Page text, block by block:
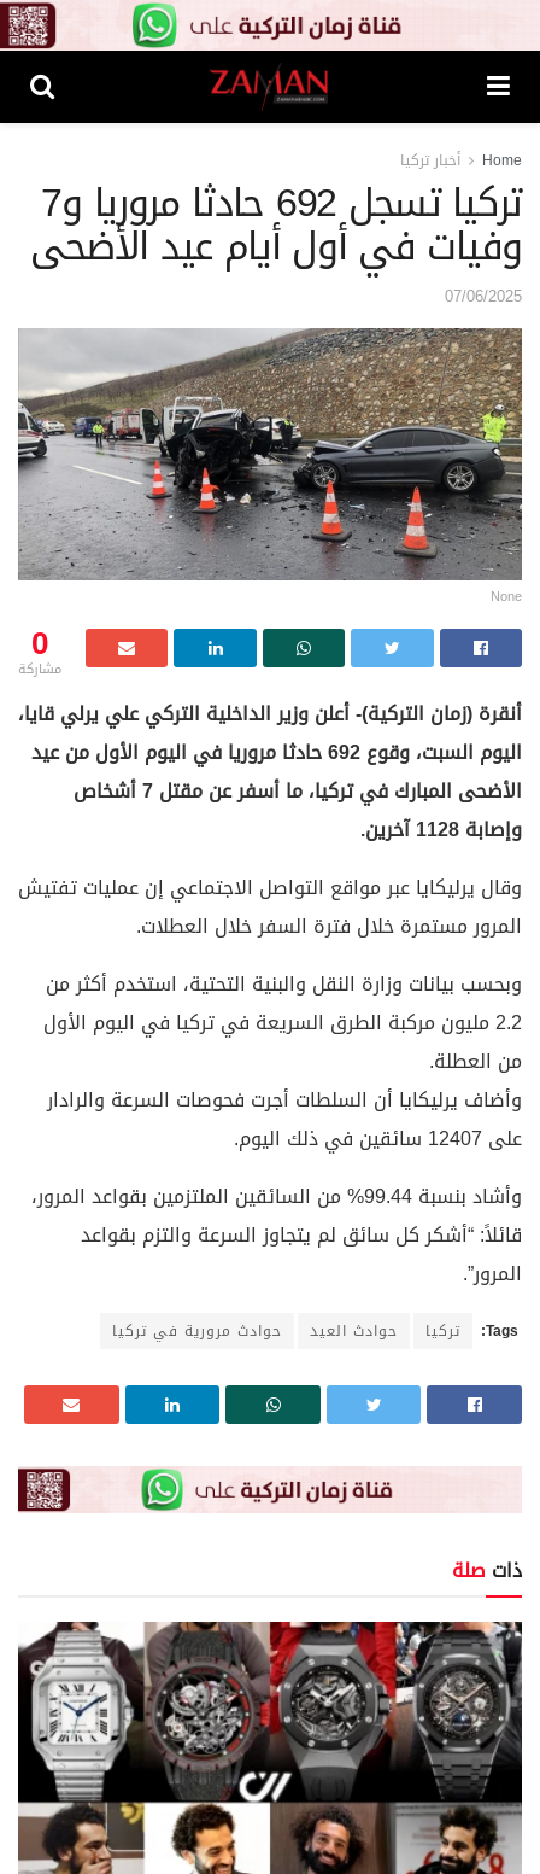
Home أخبار تركيا
تركيا تسجل 692 حادثا مروريا و7
وفيات في أول أيام عيد الأضحى
07/06/2025
None
0
مشاركة
أنقرة (زمان التركية)- أعلن وزير الداخلية التركي علي يرلي قايا،
اليوم السبت، وقوع 692 حادثا مروريا في اليوم الأول من عيد
الأضحى المبارك في تركيا، ما أسفر عن مقتل 7 أشخاص
وإصابة 1128 آخرين.
وقال يرليكايا عبر مواقع التواصل الاجتماعي إن عمليات تفتيش
المرور مستمرة خلال فترة السفر خلال العطلات.
وبحسب بيانات وزارة النقل والبنية التحتية، استخدم أكثر من
2.2 مليون مركبة الطرق السريعة في تركيا في اليوم الأول
من العطلة.
وأضاف يرليكايا أن السلطات أجرت فحوصات السرعة والرادار
على 12407 سائقين في ذلك اليوم.
وأشاد بنسبة 99.44% من السائقين الملتزمين بقواعد المرور،
قائلاً: “أشكر كل سائق لم يتجاوز السرعة والتزم بقواعد
المرور”.
Tags: تركيا حوادث العيد حوادث مرورية في تركيا
ذات صلة